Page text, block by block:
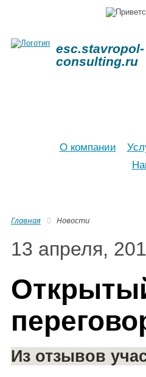
esc.stavropol-
consulting.ru
О компании
Главная Новости
13 апреля,
Из отзывов